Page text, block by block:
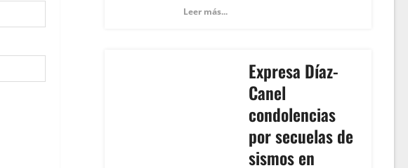
Leer más...
Expresa Díaz-
Canel
condolencias
por secuelas de
sismos en